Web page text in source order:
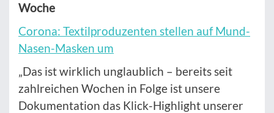
Woche
Corona: Textilproduzenten stellen auf Mund-
Nasen-Masken um
„Das ist wirklich unglaublich – bereits seit
zahlreichen Wochen in Folge ist unsere
Dokumentation das Klick-Highlight unserer